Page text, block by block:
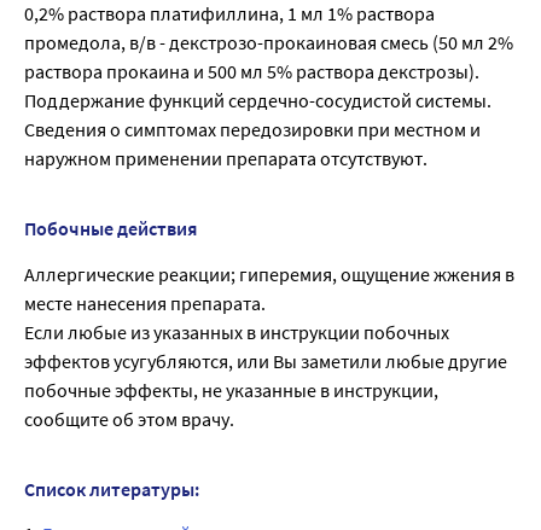
0,2% раствора платифиллина, 1 мл 1% раствора
промедола, в/в - декстрозо-прокаиновая смесь (50 мл 2%
раствора прокаина и 500 мл 5% раствора декстрозы).
Поддержание функций сердечно-сосудистой системы.
Сведения о симптомах передозировки при местном и
наружном применении препарата отсутствуют.
Побочные действия
Аллергические реакции; гиперемия, ощущение жжения в
месте нанесения препарата.
Если любые из указанных в инструкции побочных
эффектов усугубляются, или Вы заметили любые другие
побочные эффекты, не указанные в инструкции,
сообщите об этом врачу.
Список литературы: